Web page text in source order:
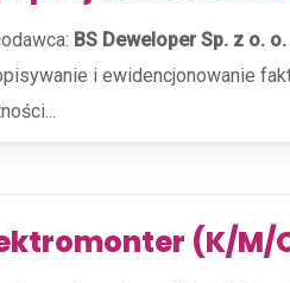
BS Deweloper Sp. z o. o.
i ewidencjonowanie
(K/M/